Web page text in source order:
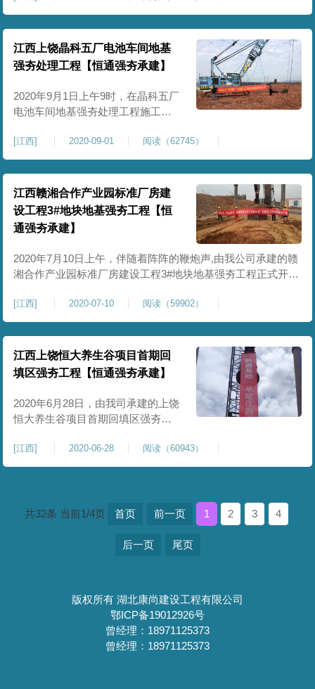
夯施工、夯坑平整机械选型：
YTQH350B工期：35个日历天二、
甲方职责1、提供本工程地质勘察报
告、设计图纸，建筑物各边线和角
点位置；2、负责现场场地三通一
平，确保施工现场道路通畅
江西上饶晶科五厂电池车间地基
强夯处理工程【恒通强夯承建】
2020年9月1日上午9时，在晶科五厂
电池车间地基强夯处理工程施工现
目正式开工。本次强夯施工总工程
量约38297㎡，其中电池1#车间处理
面积约23301㎡，电池2#车间处理面
积约14996㎡，设计要求强夯采用
3000KN.m夯击能。我项目部员工于
8月31日进入施工现场，开始前期准
备工作。项目负责人积极与甲方
[江西] 2020-09-01 阅读（62745）
江西赣湘合作产业园标准厂房建
设工程3#地块地基强夯工程【恒
通强夯承建】
2020年7月10日上午，伴随着阵阵的鞭炮声,由我公司承建的赣
湘合作产业园标准厂房建设工程3#地块地基强夯工程正式开工
筑物建基面标高118.65，厂区拟生产机械配件，无污染建筑结
构为框架结构，预设基础形式为桩基础。经过勘测其场地的土
层主要为素填土，厂区素填土（Qml
[江西] 2020-07-10 阅读（59902）
江西上饶恒大养生谷项目首期回
填区强夯工程【恒通强夯承建】
2020年6月28日，由我司承建的上饶
恒大养生谷项目首期回填区强夯工
中，强夯机缓缓提锤开始夯击，一
声声锤击声，标志着上饶恒大养生
大道与320国道交汇处，规划用地约
115m之间，最大高差约35m。
[江西] 2020-06-28 阅读（60943）
共32条 当前1/4页 首页 前一页 1 2 3 4
后一页 尾页
版权所有 湖北康尚建设工程有限公司
鄂ICP备19012926号
曾经理：18971125373
曾经理：18971125373